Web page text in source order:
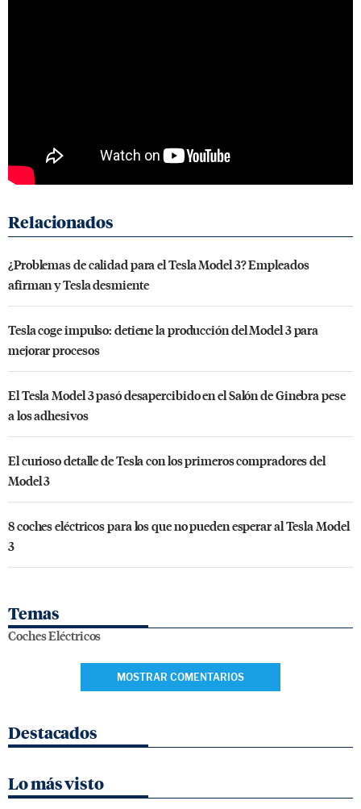
¿Problemas de calidad para el Tesla Model 3? Empleados
afirman y Tesla desmiente
Tesla coge impulso: detiene la producción del Model 3 para
mejorar procesos
El Tesla Model 3 pasó desapercibido en el Salón de Ginebra pese
a los adhesivos
El curioso detalle de Tesla con los primeros compradores del
Model 3
8 coches eléctricos para los que no pueden esperar al Tesla Model
3
Temas
Coches Eléctricos
MOSTRAR COMENTARIOS
Destacados
Lo más visto